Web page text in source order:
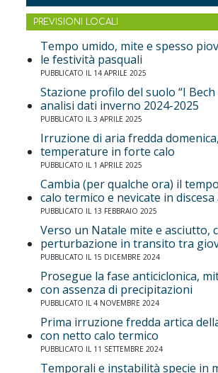
PREVISIONI LOCALI
Tempo umido, mite e spesso
le festività pasquali
PUBBLICATO IL 14 APRILE 2025
Stazione profilo del suolo “I Bech
analisi dati inverno 2024-2025
PUBBLICATO IL 3 APRILE 2025
Irruzione di aria fredda
temperature in forte calo
PUBBLICATO IL 1 APRILE 2025
Cambia (per qualche ora) il
calo termico e nevicate in discesa
PUBBLICATO IL 13 FEBBRAIO 2025
Verso un Natale mite e asciutto,
perturbazione in transito tra
PUBBLICATO IL 15 DICEMBRE 2024
Prosegue la fase anticiclonica,
con assenza di precipitazioni
PUBBLICATO IL 4 NOVEMBRE 2024
Prima irruzione fredda artica
con netto calo termico
PUBBLICATO IL 11 SETTEMBRE 2024
Temporali e instabilità specie in